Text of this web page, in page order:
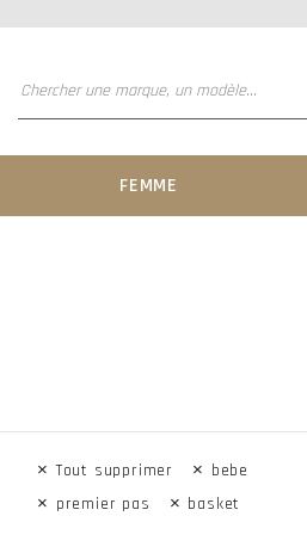
FEMME
× Tout supprimer × bebe
× premier pas × basket